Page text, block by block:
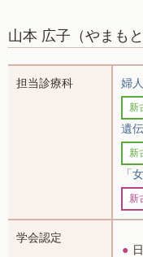
山本 広子 （やまも
担当診療科 婦
新
遺
新
「
新
学会認定